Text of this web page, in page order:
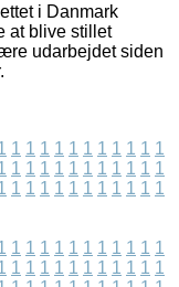
i Danmark
at blive stillet
udarbejdet siden
1 1 1 1 1 1 1 1 1 1 1
1 1 1 1 1 1 1 1 1 1 1
1 1 1 1 1 1 1 1 1 1 1
1 1 1 1 1 1 1 1 1 1 1
1 1 1 1 1 1 1 1 1 1 1